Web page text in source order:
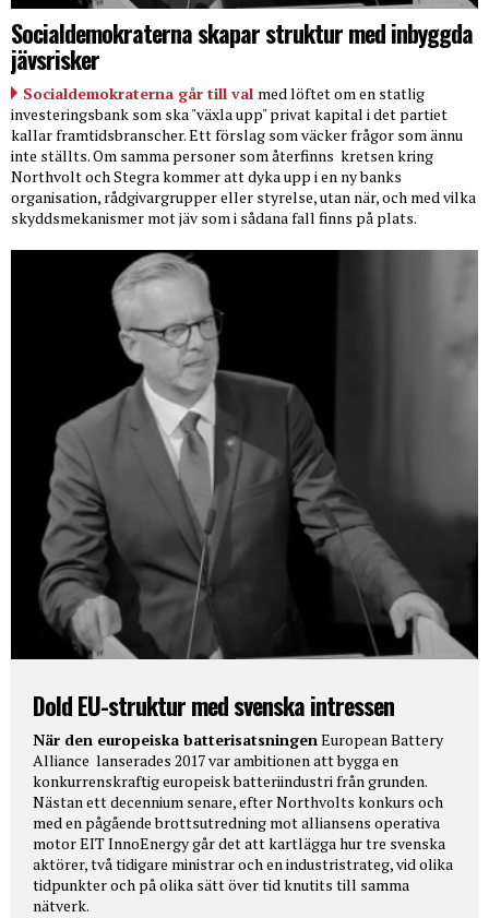
Socialdemokraterna skapar struktur med inbyggda
jävsrisker
Socialdemokraterna går till val med löftet om en statlig
investeringsbank som ska "växla upp" privat kapital i det partiet
kallar framtidsbranscher. Ett förslag som väcker frågor som ännu
inte ställts. Om samma personer som återfinns kretsen kring
Northvolt och Stegra kommer att dyka upp i en ny banks
organisation, rådgivargrupper eller styrelse, utan när, och med vilka
skyddsmekanismer mot jäv som i sådana fall finns på plats.
Dold EU-struktur med svenska intressen
När den europeiska batterisatsningenEuropean Battery
Alliance lanserades 2017 var ambitionen att bygga en
konkurrenskraftig europeisk batteriindustri från grunden.
Nästan ett decennium senare, efter Northvolts konkurs och
med en pågående brottsutredning mot alliansens operativa
motor EIT InnoEnergy går det att kartlägga hur tre svenska
aktörer, två tidigare ministrar och en industristrateg, vid olika
tidpunkter och på olika sätt över tid knutits till samma
nätverk.